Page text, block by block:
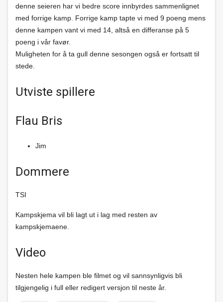
denne seieren har vi bedre score innbyrdes sammenlignet
med forrige kamp. Forrige kamp tapte vi med 9 poeng mens
denne kampen vant vi med 14, altså en differanse på 5
poeng i vår favør.
Muligheten for å ta gull denne sesongen også er fortsatt til
stede.
Utviste spillere
Flau Bris
Jim
Dommere
TSI
Kampskjema vil bli lagt ut i lag med resten av
kampskjemaene.
Video
Nesten hele kampen ble filmet og vil sannsynligvis bli
tilgjengelig i full eller redigert versjon til neste år.